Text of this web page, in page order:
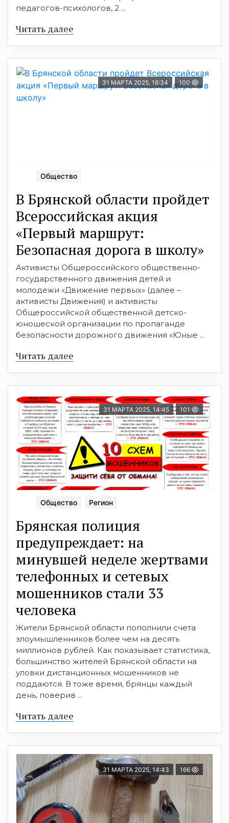
педагогов-психологов, 2 ...
Читать далее
31 МАРТА 2025, 16:34 100
Общество
В Брянской области пройдет
Всероссийская акция
«Первый маршрут:
Безопасная дорога в школу»
Активисты Общероссийского общественно-
государственного движения детей и
молодежи «Движение первых» (далее –
активисты Движения) и активисты
Общероссийской общественной детско-
юношеской организации по пропаганде
безопасности дорожного движения «Юные ...
Читать далее
31 МАРТА 2025, 14:45 101
Общество Регион
Брянская полиция
предупреждает: на
минувшей неделе жертвами
телефонных и сетевых
мошенников стали 33
человека
Жители Брянской области пополнили счета
злоумышленников более чем на десять
миллионов рублей. Как показывает статистика,
большинство жителей Брянской области на
уловки дистанционных мошенников не
поддаются. В тоже время, брянцы каждый
день, поверив ...
Читать далее
31 МАРТА 2025, 14:43 166